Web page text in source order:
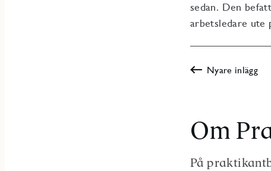
sedan. Den
arbetsledare ute
Nyare inlägg
Om
På